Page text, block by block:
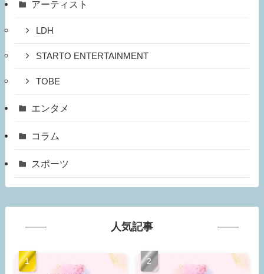
アーティスト
LDH
STARTO ENTERTAINMENT
TOBE
エンタメ
コラム
スポーツ
人気記事